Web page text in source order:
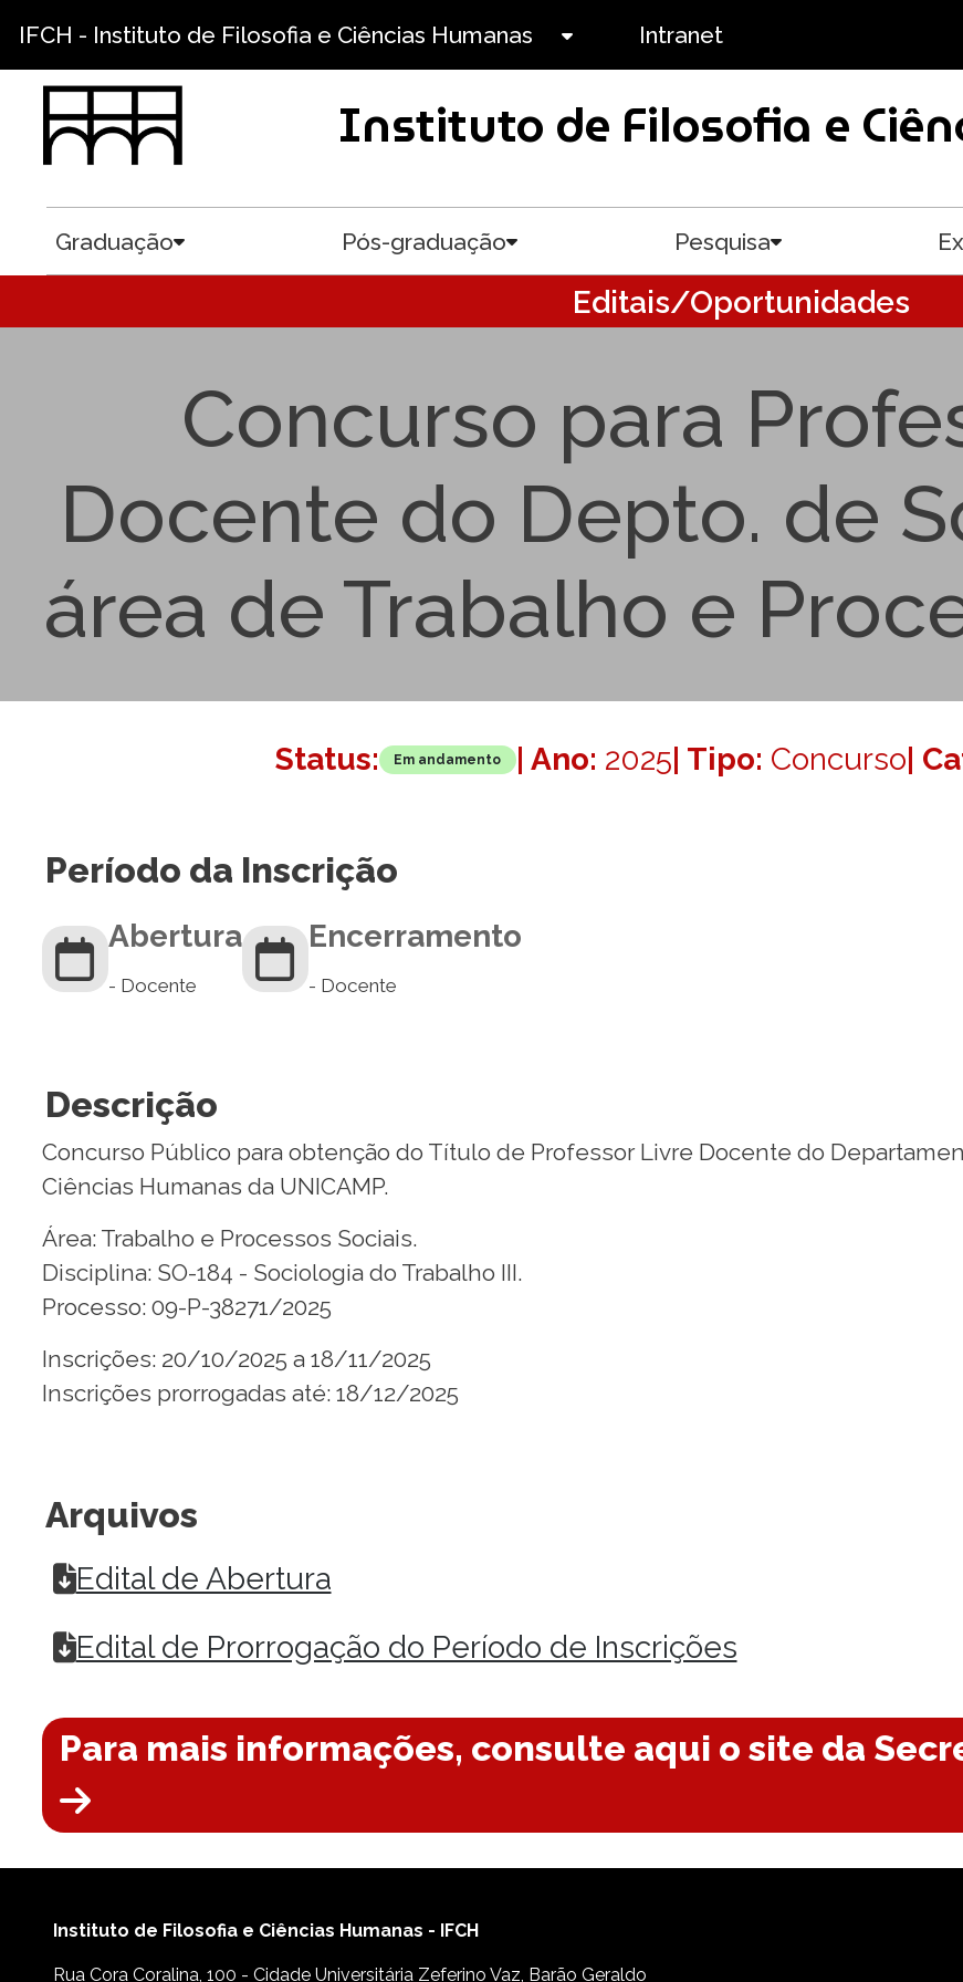
IFCH - Instituto de Filosofia e Ciências Humanas Intranet
Instituto de Filosofia e
Graduação Pós-graduação Pesquisa
Editais/Oportunidades
Concurso para
Docente do Depto. de
área de Trabalho e
Status: Em andamento | Ano: 2025| Tipo: Concurso|
Período da Inscrição
Abertura
- Docente
Encerramento
- Docente
Descrição
Concurso Público para obtenção do Título de Professor Livre Docente do
Ciências Humanas da UNICAMP.
Área: Trabalho e Processos Sociais.
Disciplina: SO-184 - Sociologia do Trabalho III.
Processo: 09-P-38271/2025
Inscrições: 20/10/2025 a 18/11/2025
Inscrições prorrogadas até: 18/12/2025
Arquivos
Edital de Abertura
Edital de Prorrogação do Período de Inscrições
Para mais informações, consulte aqui o site da
Instituto de Filosofia e Ciências Humanas - IFCH
Rua Cora Coralina, 100 - Cidade Universitária Zeferino Vaz, Barão Geraldo